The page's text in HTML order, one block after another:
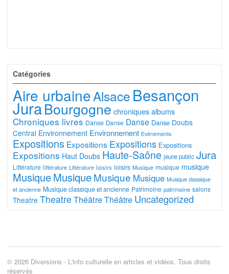
Catégories
Aire urbaineAlsace Besançon
JuraBourgogne chroniques albums
Chroniques livres Danse Danse Danse Danse Doubs
Central Environnement Environnement Evénements
Expositions Expositions Expositions Expositions
Expositions Haut Doubs Haute-Saône jeune public Jura
Littérature littérature Littérature loisirs loisirs Musique musique musique
MusiqueMusiqueMusique Musique Musique classique
et ancienne Musique classique et ancienne Patrimoine patrimoine salons
Theatre Theatre ThéâtreThéâtre Uncategorized
© 2026 Diversions - L'info culturelle en articles et vidéos. Tous droits
réservés